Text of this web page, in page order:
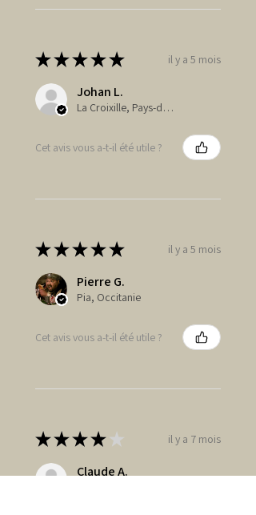
★★★★★ il y a 5 mois
Johan L.
La Croixille, Pays-de-la-Loire
Cet avis vous a-t-il été utile ?
★★★★★ il y a 5 mois
Pierre G.
Pia, Occitanie
Cet avis vous a-t-il été utile ?
★★★★ ★ il y a 7 mois
Claude A.